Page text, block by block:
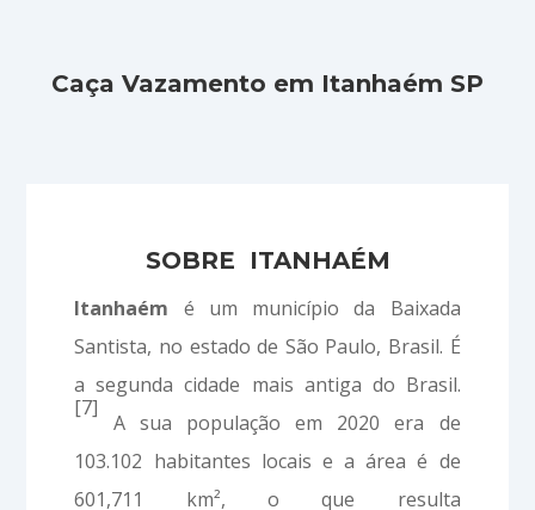
Caça Vazamento em Itanhaém SP
SOBRE ITANHAÉM
Itanhaém é um município da Baixada
Santista, no estado de São Paulo, Brasil. É
a segunda cidade mais antiga do Brasil.
[7]
A sua população em 2020 era de
103.102 habitantes locais e a área é de
601,711 km², o que resulta